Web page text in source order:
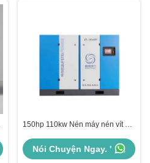
150hp 110kw Nén máy nén vít hai
từ vít loại máy nén không khí
Nói Chuyện Ngay. '